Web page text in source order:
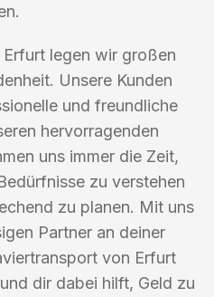
legen wir großen
Unsere Kunden
und freundliche
hervorragenden
uns immer die Zeit,
zu verstehen
zu planen. Mit uns
Partner an deiner
von Erfurt
dir dabei hilft, Geld zu